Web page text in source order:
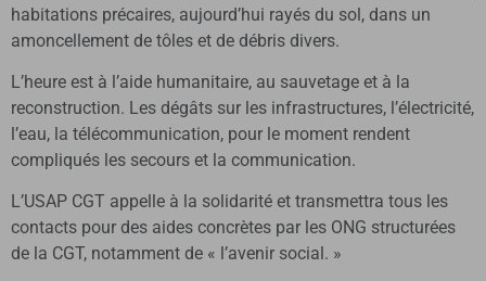
habitations précaires, aujourd’hui rayés du sol, dans un
amoncellement de tôles et de débris divers.
L’heure est à l’aide humanitaire, au sauvetage et à la
reconstruction. Les dégâts sur les infrastructures, l’électricité,
l’eau, la télécommunication, pour le moment rendent
compliqués les secours et la communication.
L’USAP CGT appelle à la solidarité et transmettra tous les
contacts pour des aides concrètes par les ONG structurées
de la CGT, notamment de « l’avenir social. »